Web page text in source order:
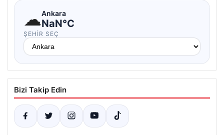
☁Ankara
NaN°C
ŞEHIR SEÇ
Bizi Takip Edin